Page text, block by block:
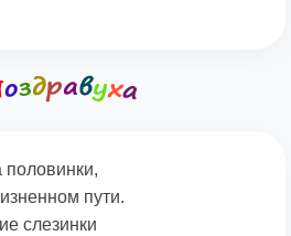
пути.
слезинки